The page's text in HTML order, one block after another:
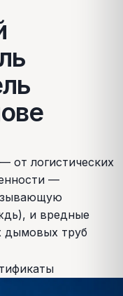
от логистических
—
и вредные
дымовых труб